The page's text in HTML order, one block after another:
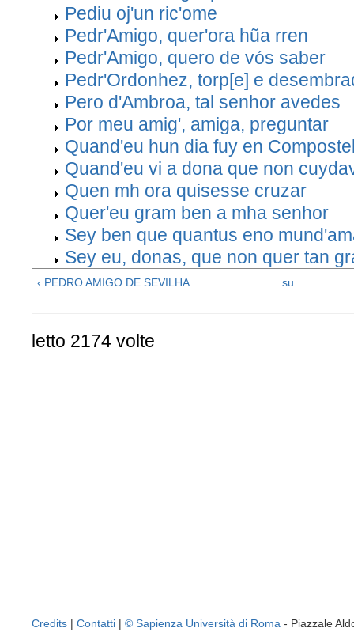
Pediu oj'un ric'ome
Pedr'Amigo, quer'ora hũa rren
Pedr'Amigo, quero de vós saber
Pedr'Ordonhez, torp[e] e
Pero d'Ambroa, tal senhor avedes
Por meu amig', amiga, preguntar
Quand'eu hun dia fuy en
Quand'eu vi a dona que non
Quen mh ora quisesse cruzar
Quer'eu gram ben a mha senhor
Sey ben que quantus eno
Sey eu, donas, que non quer tan
‹ PEDRO AMIGO DE SEVILHA su
letto 2174 volte
Credits | Contatti | © Sapienza Università di Roma - Piazzale